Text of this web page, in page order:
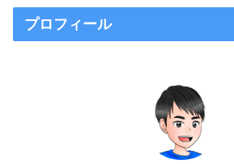
プロフィール